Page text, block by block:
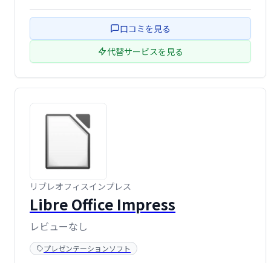
テンプレートがあります。
口コミを見る
代替サービスを見る
リブレオフィスインプレス
Libre Office Impress
レビューなし
プレゼンテーションソフト